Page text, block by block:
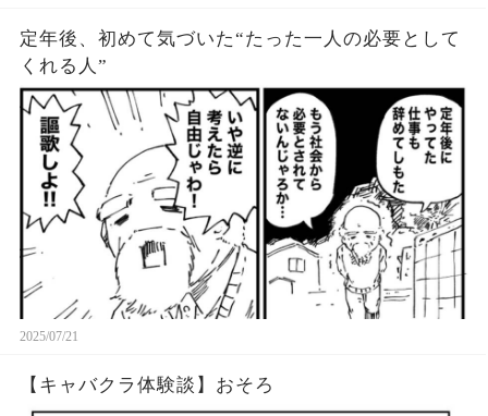
定年後、初めて気づいた“たった一人の必要として
くれる人”
2025/07/21
【キャバクラ体験談】おそろ